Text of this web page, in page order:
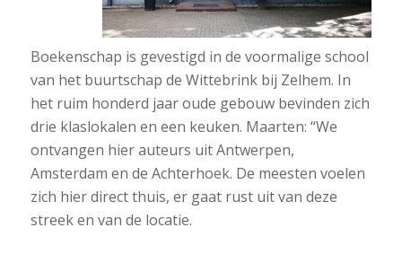
Boekenschap is gevestigd in de voormalige school
van het buurtschap de Wittebrink bij Zelhem. In
het ruim honderd jaar oude gebouw bevinden zich
drie klaslokalen en een keuken. Maarten: “We
ontvangen hier auteurs uit Antwerpen,
Amsterdam en de Achterhoek. De meesten voelen
zich hier direct thuis, er gaat rust uit van deze
streek en van de locatie.